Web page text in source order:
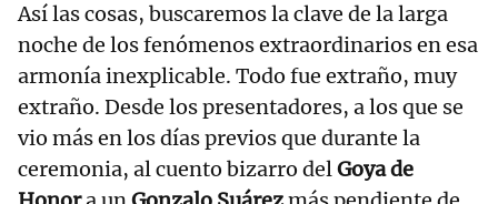
Así las cosas, buscaremos la clave de la larga
noche de los fenómenos extraordinarios en esa
armonía inexplicable. Todo fue extraño, muy
extraño. Desde los presentadores, a los que se
vio más en los días previos que durante la
ceremonia, al cuento bizarro delGoya de